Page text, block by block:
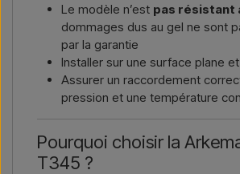
Le modèle n’est pas résistant
dommages dus au gel ne sont
par la garantie
Installer sur une surface plane
Assurer un raccordement
pression et une température
Pourquoi choisir la
T345 ?